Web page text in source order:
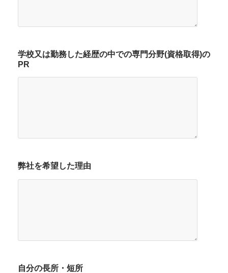
学校又は勤務した経歴の中での専門分野(資格取得)の
PR
弊社を希望した理由
自分の長所・短所